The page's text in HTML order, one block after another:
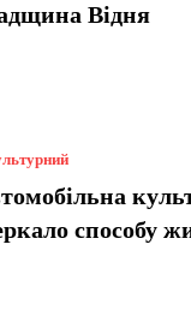
Відня
способу